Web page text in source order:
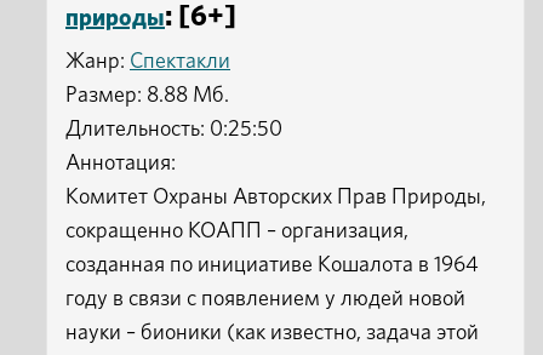
природы: [6+]
Жанр: Спектакли
Размер: 8.88 Мб.
Длительность: 0:25:50
Аннотация:
Комитет Охраны Авторских Прав Природы,
сокращенно КОАПП – организация,
созданная по инициативе Кошалота в 1964
году в связи с появлением у людей новой
науки – бионики (как известно, задача этой